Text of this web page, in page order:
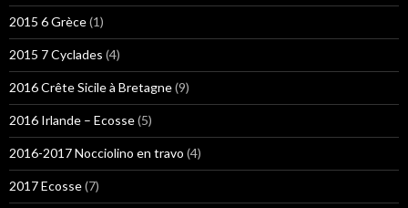
2015 6 Grèce(1)
2015 7 Cyclades (4)
2016 Crête Sicile à Bretagne(9)
2016 Irlande – Ecosse(5)
2016-2017 Nocciolino en travo (4)
2017 Ecosse(7)